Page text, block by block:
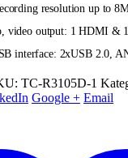
resolution up to
video output: 1 HDMI &
interface: 2xUSB 2.0,
TC-R3105D-1
Google + Email